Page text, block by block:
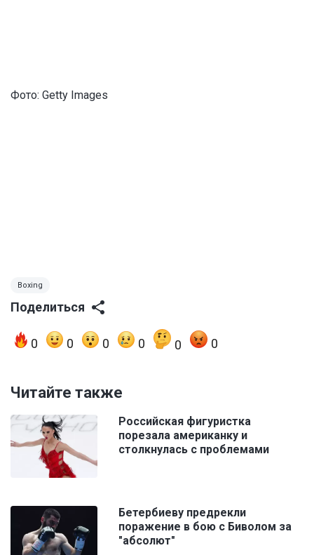
Фото: Getty Images
Boxing
Поделиться
0 0 0 0 0 0
Читайте также
Российская фигуристка
порезала американку и
столкнулась с проблемами
Бетербиеву предрекли
поражение в бою с Биволом за
"абсолют"